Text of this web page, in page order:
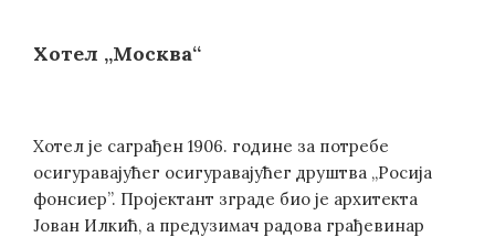
Хотел „Москва“
Хотел је саграђен 1906. године за потребе
осигуравајућег осигуравајућег друштва „Росија
фонсиер”. Пројектант зграде био је архитекта
Јован Илкић, а предузимач радова грађевинар